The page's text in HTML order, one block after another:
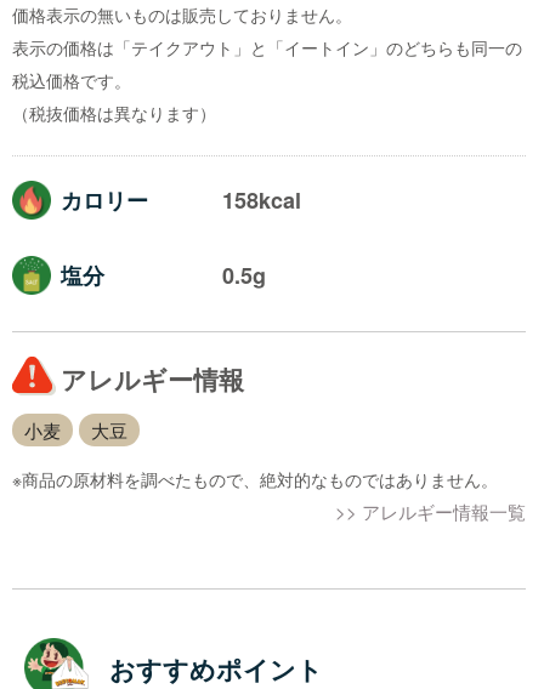
価格表示の無いものは販売しておりません。
表示の価格は「テイクアウト」と「イートイン」のどちらも同一の
税込価格です。
（税抜価格は異なります）
カロリー 158kcal
塩分 0.5g
アレルギー情報
小麦 大豆
※商品の原材料を調べたもので、絶対的なものではありません。
>> アレルギー情報一覧
おすすめポイント